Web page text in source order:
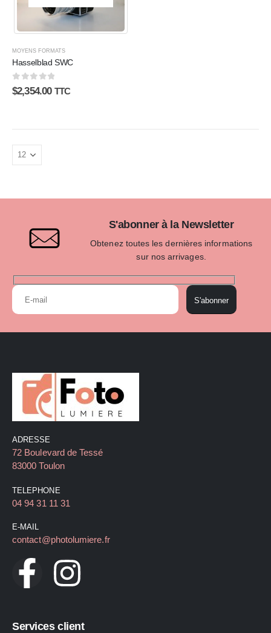
MOYENS FORMATS
Hasselblad SWC
0sur 5
$2,354.00 TTC
S'abonner à la Newsletter
Obtenez toutes les dernières informations
sur nos arrivages.
S'abonner
ADRESSE
72 Boulevard de Tessé
83000 Toulon
TELEPHONE
04 94 31 11 31
E-MAIL
contact@photolumiere.fr
Services client